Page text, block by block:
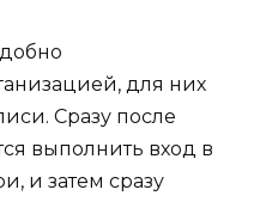
для них
Сразу после
выполнить вход в
и затем сразу